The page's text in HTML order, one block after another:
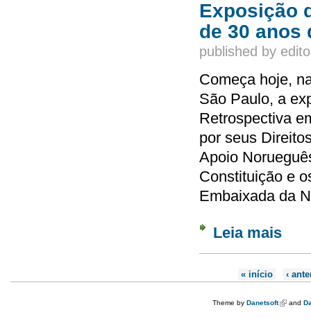
Exposição
de 30 anos
published by
Começa hoje,
São Paulo, a
Retrospectiva
por seus
Apoio
Constituição e
Embaixada da
Leia mais
Páginas« início ‹
Theme by Danetsoft(link is
and